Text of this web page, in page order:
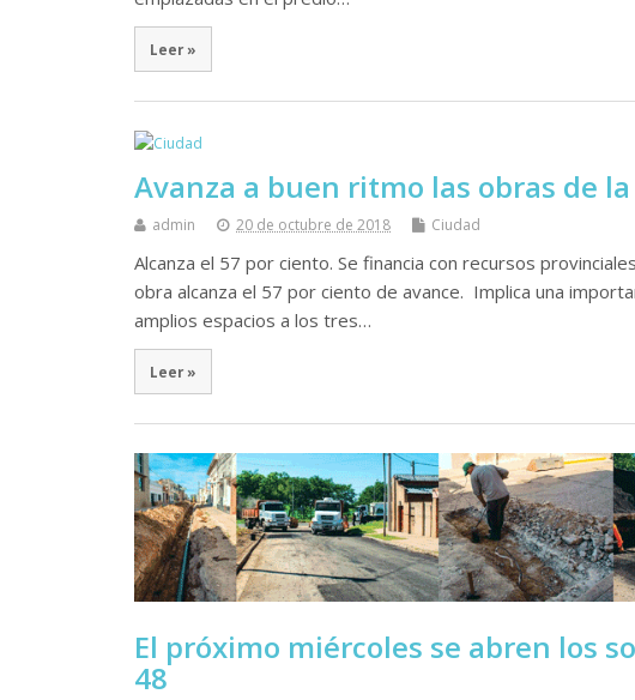
Leer »
Avanza a buen ritmo las obras de
admin 20 de octubre de 2018 Ciudad
Alcanza el 57 por ciento. Se financia con recursos
obra alcanza el 57 por ciento de avance. Implica una
amplios espacios a los tres…
Leer »
El próximo miércoles se abren los
48